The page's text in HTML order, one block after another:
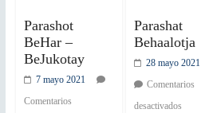
Parashot
BeHar –
BeJukotay
7 mayo 2021
Comentarios
Parashat
Behaalotja
28 mayo 2021
Comentarios
desactivados